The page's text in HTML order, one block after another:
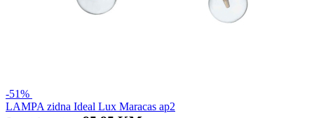
-51%
LAMPA zidna Ideal Lux Maracas ap2